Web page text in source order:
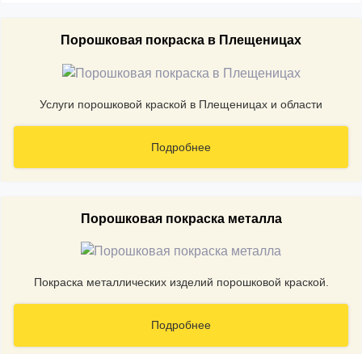
Порошковая покраска в Плещеницах
Услуги порошковой краской в Плещеницах и области
Подробнее
Порошковая покраска металла
Покраска металлических изделий порошковой краской.
Подробнее